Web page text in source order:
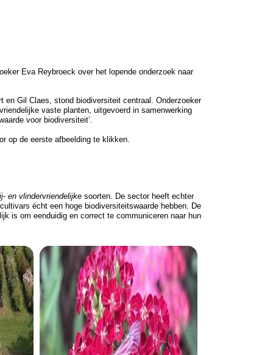
Eva Reybroeck over het lopende onderzoek naar
en Gil Claes, stond biodiversiteit centraal. Onderzoeker
vaste planten, uitgevoerd in samenwerking
voor biodiversiteit’.
op de eerste afbeelding te klikken.
en vlindervriendelijke soorten. De sector heeft echter
écht een hoge biodiversiteitswaarde hebben. De
is om eenduidig en correct te communiceren naar hun